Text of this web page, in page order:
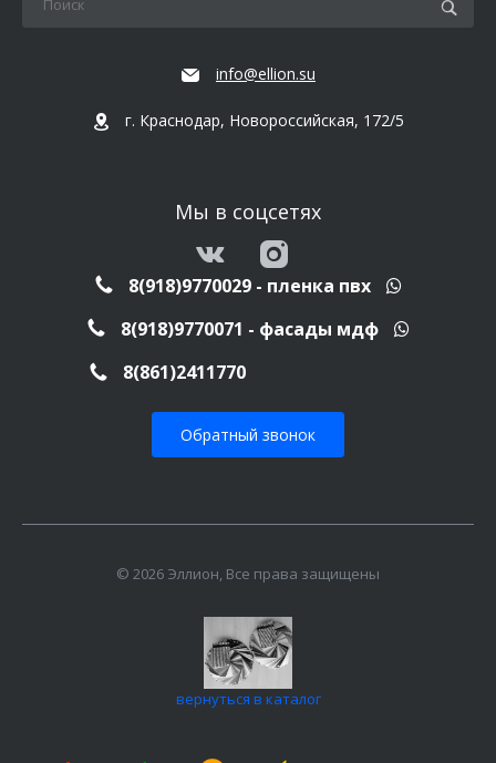
info@ellion.su
г. Краснодар, Новороссийская, 172/5
Мы в соцсетях
8(918)9770029 - пленка пвх
8(918)9770071 - фасады мдф
8(861)2411770
Обратный звонок
© 2026 Эллион, Все права защищены
вернуться в каталог